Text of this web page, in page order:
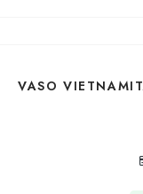
VASO